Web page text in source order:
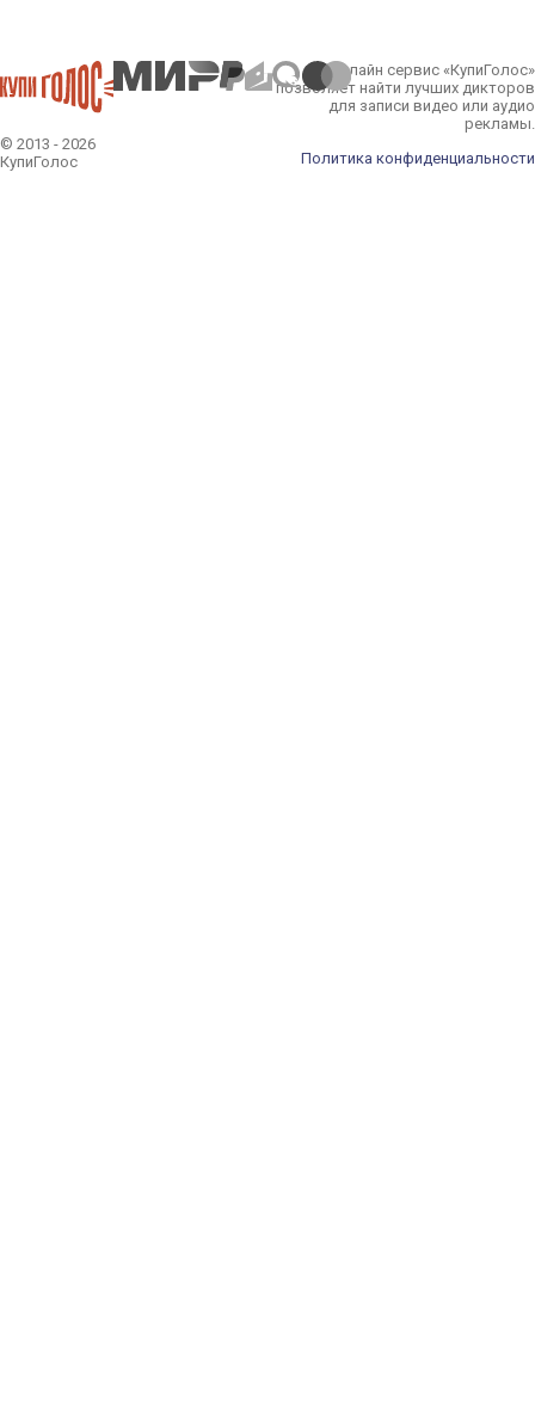
© 2013 - 2026
КупиГолос
Онлайн сервис «КупиГолос»
позволяет найти лучших дикторов
для записи видео или аудио
рекламы.
Политика конфиденциальности